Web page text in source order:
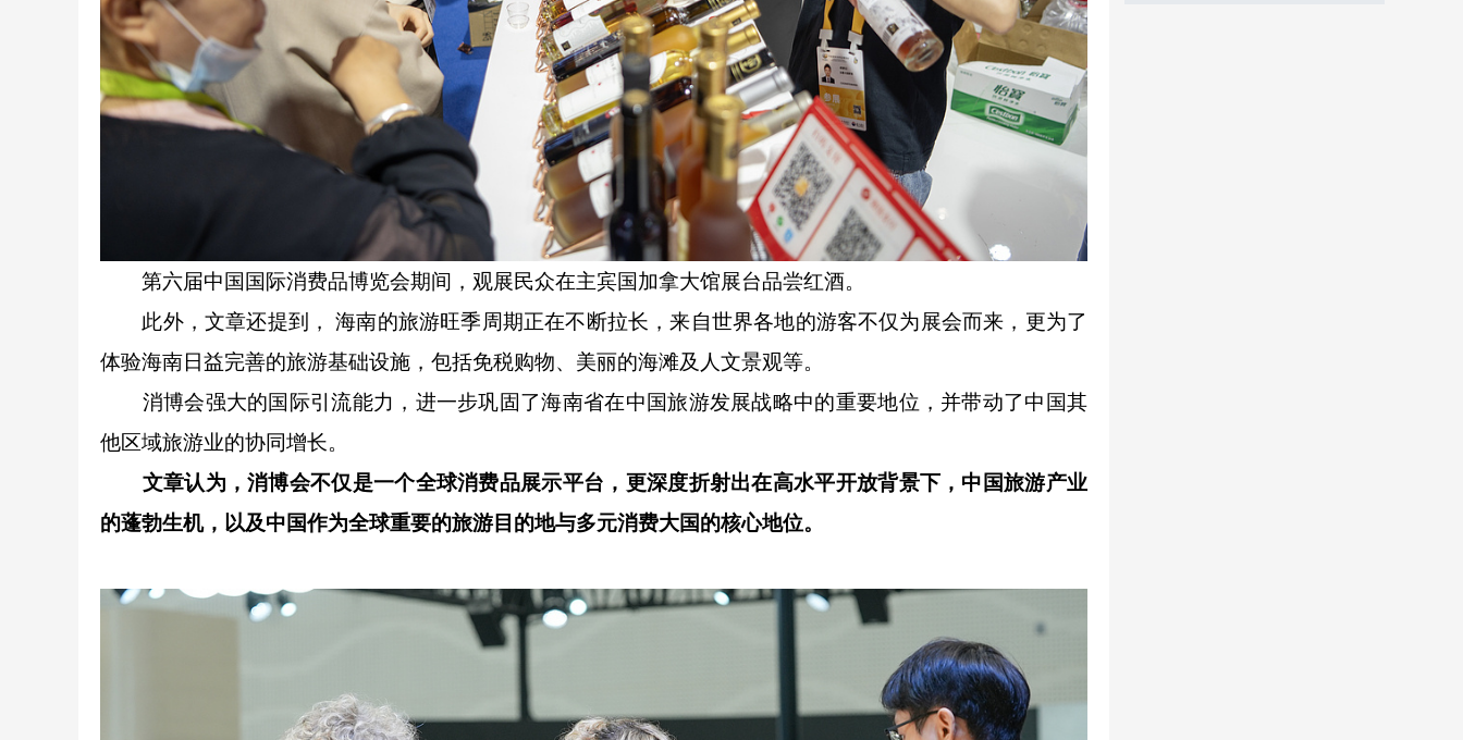
第六届中国国际消费品博览会期间，观展民众在主宾国加拿大馆展台品尝红酒。
此外，文章还提到， 海南的旅游旺季周期正在不断拉长，来自世界各地的游客不仅为展会而来，更为了
体验海南日益完善的旅游基础设施，包括免税购物、美丽的海滩及人文景观等。
消博会强大的国际引流能力，进一步巩固了海南省在中国旅游发展战略中的重要地位，并带动了中国其
他区域旅游业的协同增长。
文章认为，消博会不仅是一个全球消费品展示平台，更深度折射出在高水平开放背景下，中国旅游产业
的蓬勃生机，以及中国作为全球重要的旅游目的地与多元消费大国的核心地位。